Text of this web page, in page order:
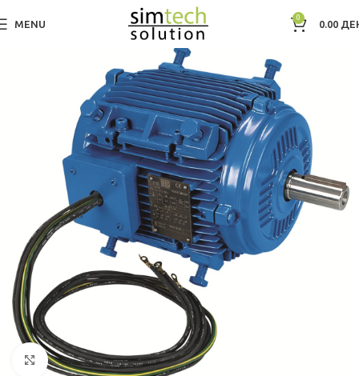
MENU
0
0.00
Дома Electric Motors WEG
Click to enlarge